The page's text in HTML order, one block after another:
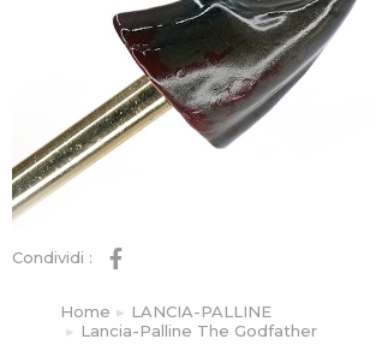
Condividi :
Tu sei qui:
Home
LANCIA-PALLINE
Lancia-Palline The Godfather